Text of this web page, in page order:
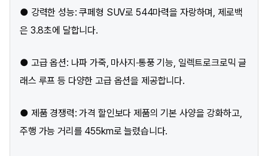
● 강력한 성능: 쿠페형 SUV로 544마력을 자랑하며, 제로백
은 3.8초에 달합니다.
● 고급 옵션: 나파 가죽, 마사지·통풍 기능, 일렉트로크로믹 글
래스 루프 등 다양한 고급 옵션을 제공합니다.
● 제품 경쟁력: 가격 할인보다 제품의 기본 사양을 강화하고,
주행 가능 거리를 455km로 늘렸습니다.